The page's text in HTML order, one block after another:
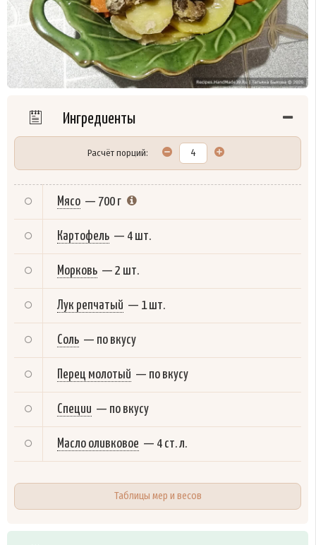
Ингредиенты
Расчёт порций:
Мясо — 700 г
Картофель — 4 шт.
Морковь — 2 шт.
Лук репчатый — 1 шт.
Соль — по вкусу
Перец молотый — по вкусу
Специи — по вкусу
Масло оливковое — 4 ст. л.
Таблицы мер и весов